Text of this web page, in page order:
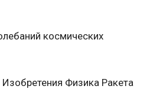
Физика Ракета